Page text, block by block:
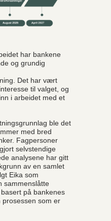
har bankene
og grundig
Det har vært
til valget, og
i arbeidet med et
ble det
med bred
Fagpersoner
selvstendige
analysene har gitt
av en samlet
Eika som
sammenslåtte
på bankenes
som er